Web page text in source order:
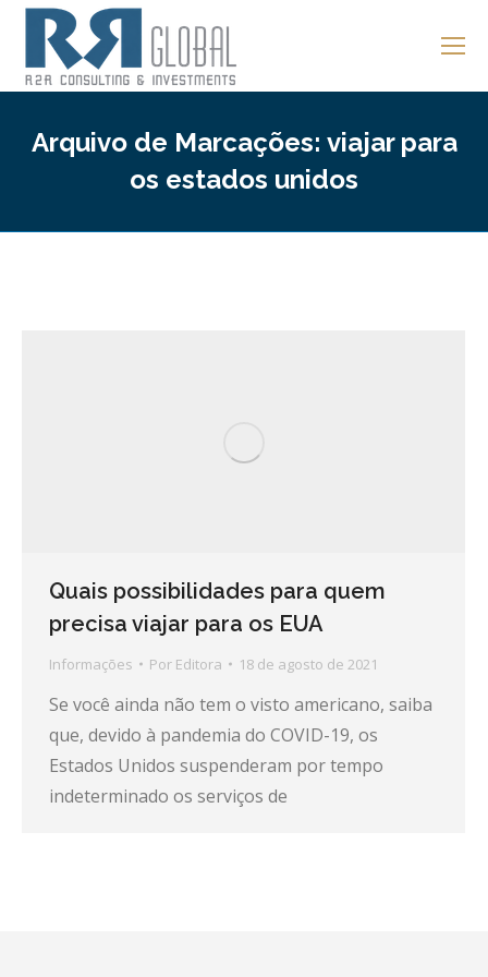
Arquivo de Marcações: viajar para
os estados unidos
Quais possibilidades para quem
precisa viajar para os EUA
Informações Por Editora 18 de agosto de 2021
Se você ainda não tem o visto americano, saiba
que, devido à pandemia do COVID-19, os
Estados Unidos suspenderam por tempo
indeterminado os serviços de